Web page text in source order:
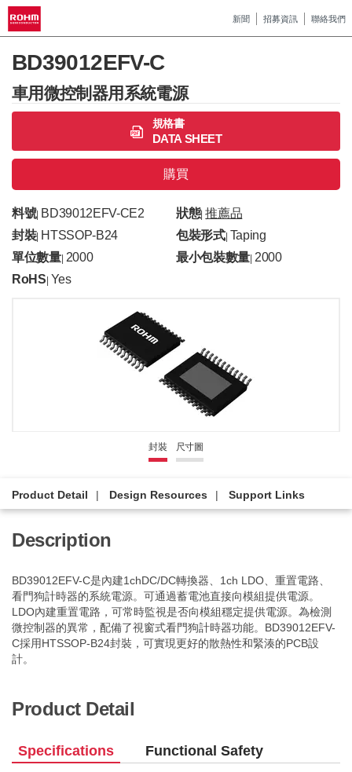
新聞 招募資訊 聯絡我們
BD39012EFV-C
車用微控制器用系統電源
規格書
DATA SHEET
購買
料號| BD39012EFV-CE2 狀態|推薦品
封裝| HTSSOP-B24 包裝形式| Taping
單位數量| 2000 最小包裝數量 |2000
RoHS Yes
封裝 尺寸圖
Product Detail Design Resources Support Links
Description
BD39012EFV-C是內建1chDC/DC轉換器、1ch LDO、重置電路、
看門狗計時器的系統電源。可通過蓄電池直接向模組提供電源。
LDO內建重置電路，可常時監視是否向模組穩定提​​供電源。為檢測
微控制器的異常，配備了視窗式看門狗計時器功能。BD39012EFV-
C採用HTSSOP-B24封裝，可實現更好的散熱性和緊湊的PCB設
計。
Product Detail
Specifications Functional Safety